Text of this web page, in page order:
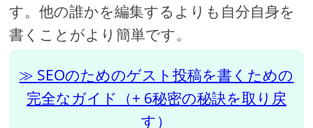
す。他の誰かを編集するよりも自分自身を
書くことがより簡単です。
SEOのためのゲスト投稿を書くための
完全なガイド（+ 6秘密の秘訣を取り戻
す）